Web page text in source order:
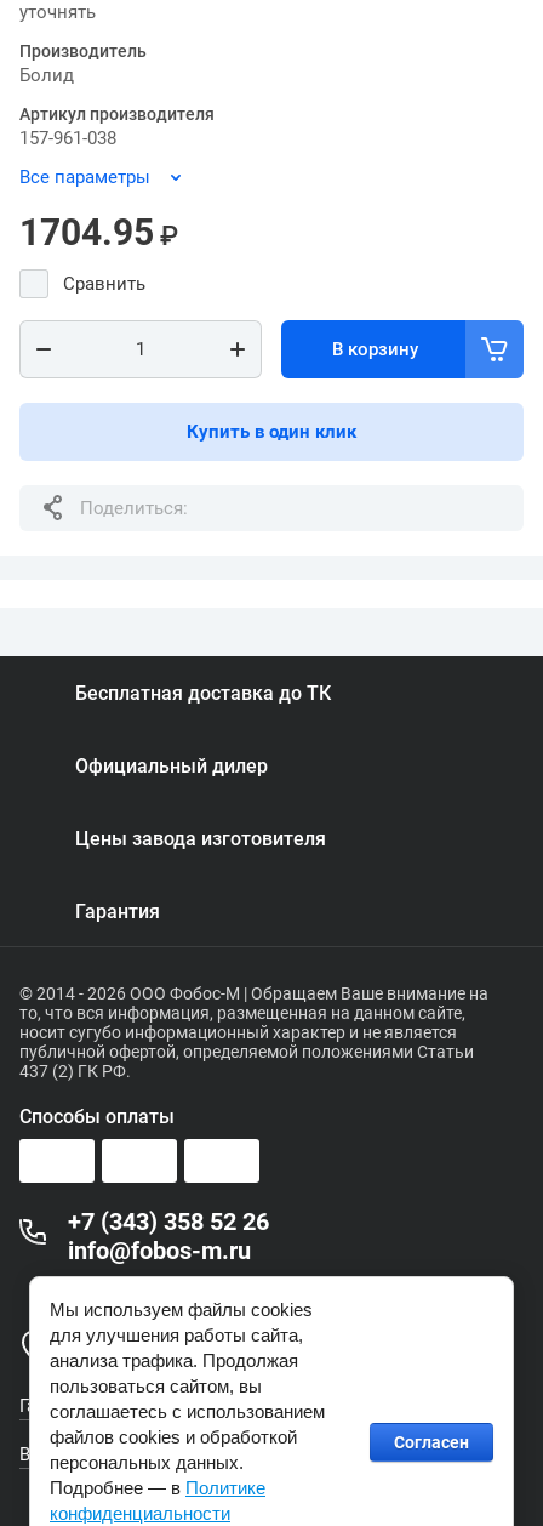
уточнять
Производитель
Болид
Артикул производителя
157-961-038
Все параметры
1704.95 ₽
Сравнить
В корзину
Купить в один клик
Поделиться:
Бесплатная доставка до ТК
Официальный дилер
Цены завода изготовителя
Гарантия
© 2014 - 2026 ООО Фобос-М | Обращаем Ваше внимание на
то, что вся информация, размещенная на данном сайте,
носит сугубо информационный характер и не является
публичной офертой, определяемой положениями Статьи
437 (2) ГК РФ.
Способы оплаты
+7 (343) 358 52 26
info@fobos-m.ru
г. Екатеринбург ул. Печерская, 2
Гарантия
Возврат товара
Мы используем файлы cookies
для улучшения работы сайта,
анализа трафика. Продолжая
пользоваться сайтом, вы
соглашаетесь с использованием
файлов cookies и обработкой
персональных данных.
Подробнее — в Политике
конфиденциальности
Согласен